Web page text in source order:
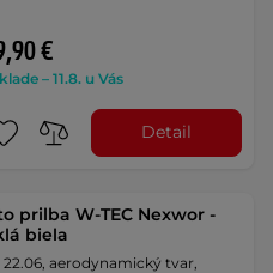
€
– 11.8. u Vás
Detail
prilba W-TEC Nexwor -
biela
22.06, aerodynamický tvar,